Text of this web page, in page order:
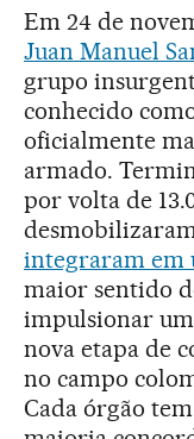
Em 24 de
Juan Manuel
grupo
conhecido
oficialmente
armado.
por volta de
integraram em
maior sentido
impulsionar
nova etapa de
no campo
Cada órgão